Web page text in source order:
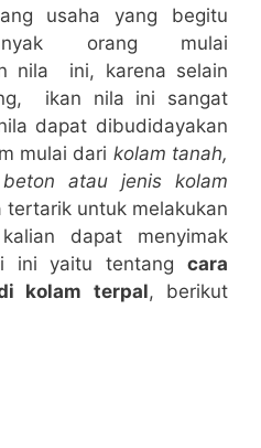
usaha yang begitu
orang mulai
nila ini, karena selain
ikan nila ini sangat
dapat dibudidayakan
mulai dari kolam tanah,
atau jenis kolam
tertarik untuk melakukan
dapat menyimak
ini yaitu tentang cara
kolam terpal, berikut